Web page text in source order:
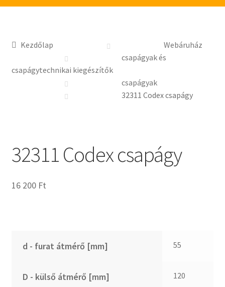
Kezdőlap
Webáruház
csapágyak és
csapágytechnikai kiegészítők
csapágyak
32311 Codex csapágy
32311 Codex csapágy
16 200 Ft
d - furat átmérő [mm] 55
D - külső átmérő [mm] 120